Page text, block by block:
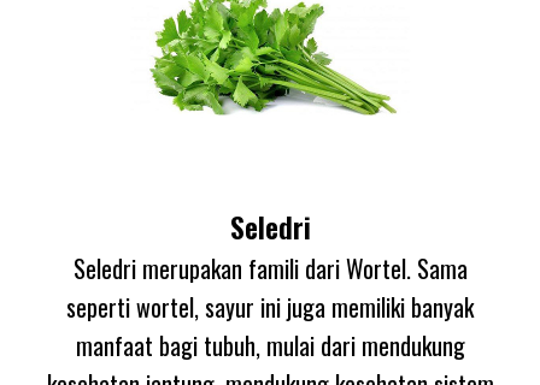
Seledri
Seledri merupakan famili dari Wortel. Sama
seperti wortel, sayur ini juga memiliki banyak
manfaat bagi tubuh, mulai dari mendukung